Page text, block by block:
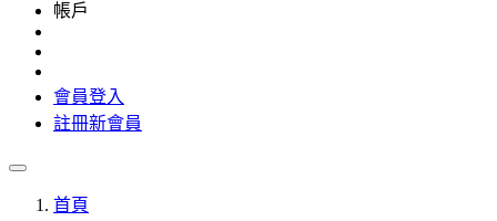
帳戶
會員登入
註冊新會員
首頁